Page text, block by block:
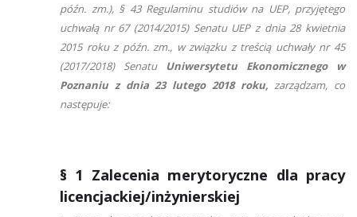
późn. zm.), § 43 Regulaminu studiów na UEP, przyjętego
uchwałą nr 67 (2014/2015) Senatu UEP z dnia 28 kwietnia
2015 roku z późn. zm., w związku z treścią uchwały nr 45
(2017/2018) Senatu
Uniwersytetu Ekonomicznego w
Poznaniu z dnia 23 lutego 2018 roku,zarządzam, co
następuje:
§ 1 Zalecenia merytoryczne dla pracy
licencjackiej/inżynierskiej